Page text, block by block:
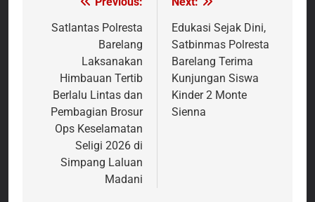
Navigasi
pos
Satlantas Polresta
Barelang
Laksanakan
Himbauan Tertib
Berlalu Lintas dan
Pembagian Brosur
Ops Keselamatan
Seligi 2026 di
Simpang Laluan
Madani
Edukasi Sejak Dini,
Satbinmas Polresta
Barelang Terima
Kunjungan Siswa
Kinder 2 Monte
Sienna